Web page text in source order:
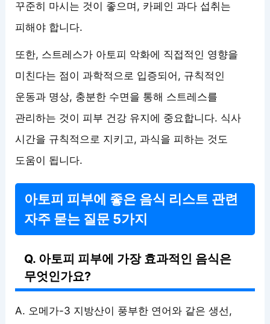
꾸준히 마시는 것이 좋으며, 카페인 과다 섭취는
피해야 합니다.
또한, 스트레스가 아토피 악화에 직접적인 영향을
미친다는 점이 과학적으로 입증되어, 규칙적인
운동과 명상, 충분한 수면을 통해 스트레스를
관리하는 것이 피부 건강 유지에 중요합니다. 식사
시간을 규칙적으로 지키고, 과식을 피하는 것도
도움이 됩니다.
아토피 피부에 좋은 음식 리스트 관련
자주 묻는 질문 5가지
Q. 아토피 피부에 가장 효과적인 음식은
무엇인가요?
A. 오메가-3 지방산이 풍부한 연어와 같은 생선,